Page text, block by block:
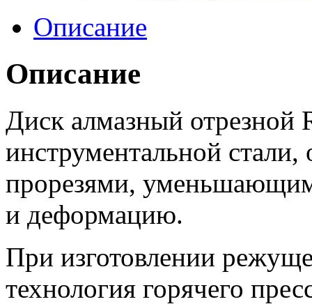
Описание
Описание
Диск алмазный отрезной
инструментальной
прорезями,
и деформацию.
При изготовлении
технология горячего